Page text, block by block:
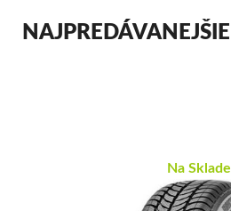
NAJPREDÁVANEJŠIE
Na Sklade